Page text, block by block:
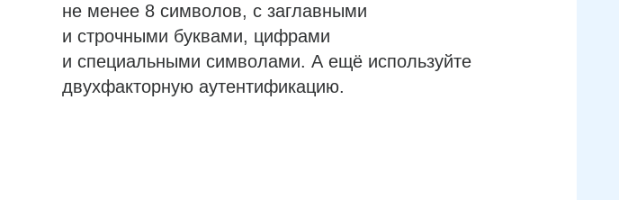
не менее 8 символов, с заглавными
и строчными буквами, цифрами
и специальными символами. А ещё используйте
двухфакторную аутентификацию.